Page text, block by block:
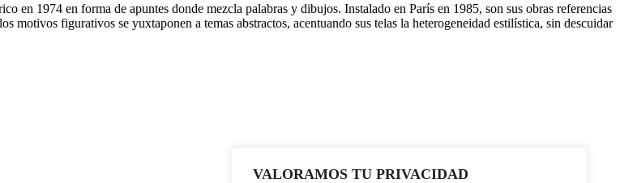
VALORAMOS TU PRIVACIDAD
en 1974 en forma de apuntes donde mezcla palabras y dibujos. Instalado en París en 1985, son sus obras referencias
motivos figurativos se yuxtaponen a temas abstractos, acentuando sus telas la heterogeneidad estilística, sin descuidar